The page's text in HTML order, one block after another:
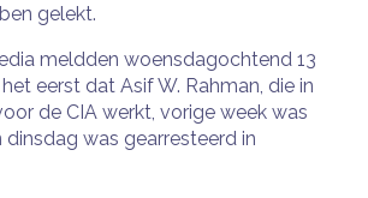
gelekt.
meldden woensdagochtend 13
eerst dat Asif W. Rahman, die in
de CIA werkt, vorige week was
dinsdag was gearresteerd in